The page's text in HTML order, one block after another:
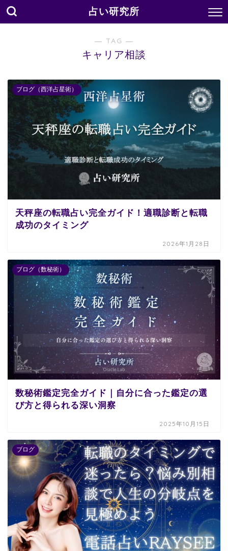
占い研究所
― TAG ―
キャリア相談
ブログ（西洋占星術）
天秤座の転職占い完全ガイド！適職診断と転職
成功のタイミング
2026年1月28日
ブログ（数秘術）
数秘術鑑定完全ガイド｜自分に合った鑑定の選
び方と得られる深い洞察
2025年10月15日
ブログ